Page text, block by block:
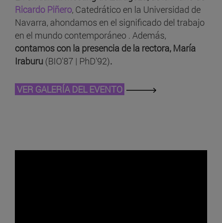
Ricardo Piñero, Catedrático en la Universidad de
Navarra, ahondamos en el significado del trabajo
en el mundo contemporáneo . Además,
contamos con la presencia de la rectora, María
Iraburu (BIO'87 | PhD'92).
VER GALERÍA DEL EVENTO